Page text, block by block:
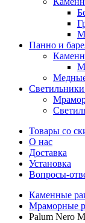
Панно и
Товары со
О нас
Доставка
Установка
Вопросы-
Каменные
Мраморные
Palum Nero